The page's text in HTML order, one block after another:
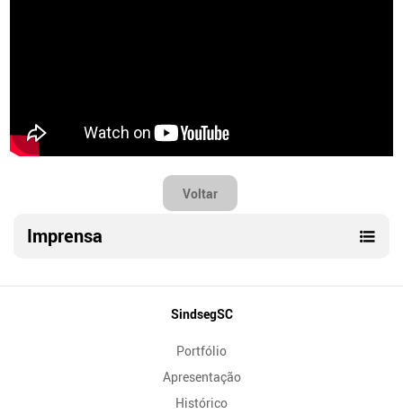
Voltar
Imprensa
SindsegSC
Portfólio
Apresentação
Histórico